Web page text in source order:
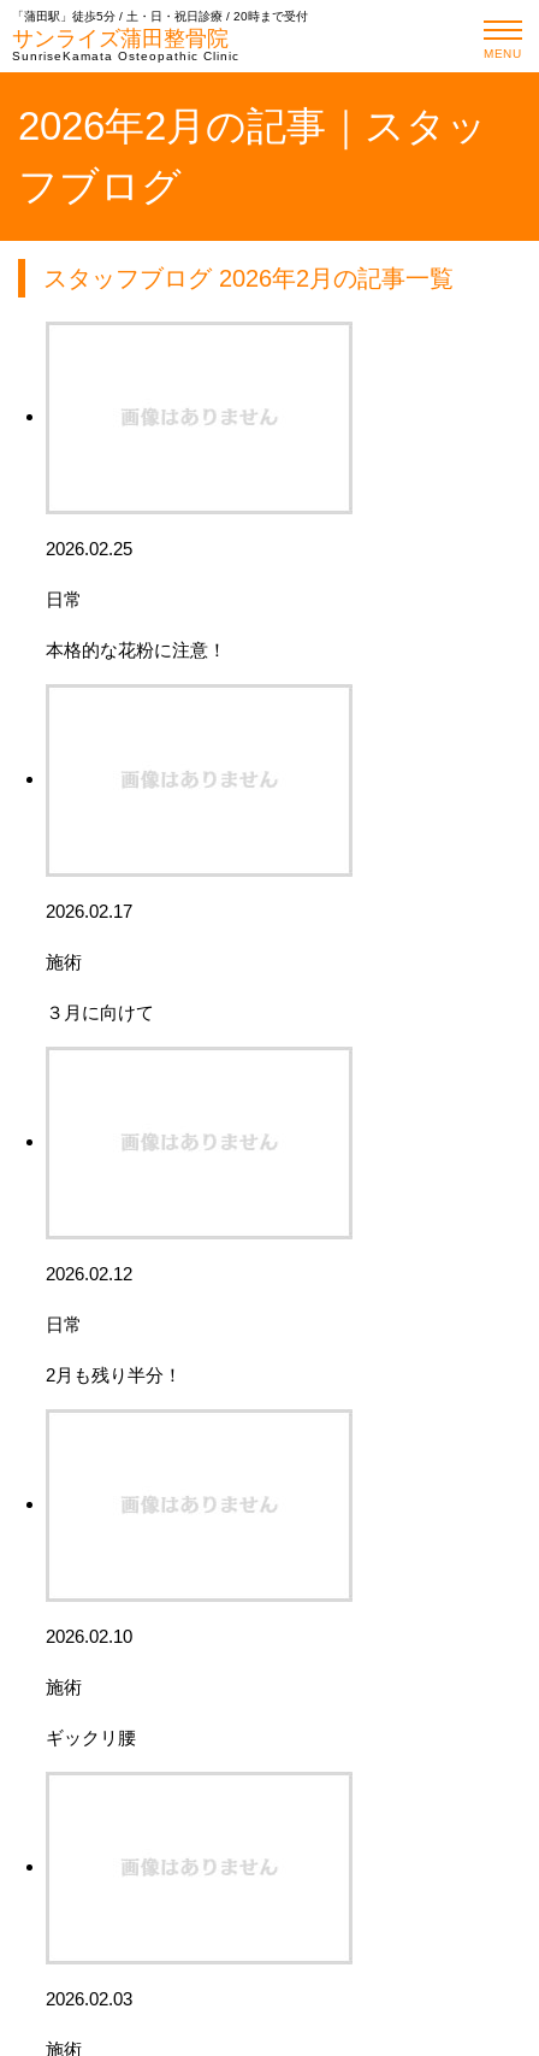
「蒲田駅」徒歩5分 / 土・日・祝日診療 / 20時まで受付
サンライズ蒲田整骨院
SunriseKamata Osteopathic Clinic MENU
2026年2月の記事｜スタッ
フブログ
スタッフブログ 2026年2月の記事一覧
2026.02.25
日常
本格的な花粉に注意！
2026.02.17
施術
３月に向けて
2026.02.12
日常
2月も残り半分！
2026.02.10
施術
ギックリ腰
2026.02.03
施術